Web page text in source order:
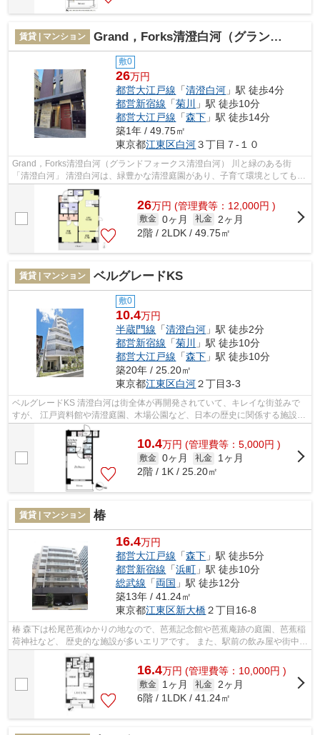
賃貸 | マンション Grand，Forks清澄白河（グランドフォークス清澄白河）
敷0
26万円
都営大江戸線 「清澄白河 」駅 徒歩4分
都営新宿線 「菊川
」駅 徒歩10分
都営大江戸線 「森下 」駅 徒歩14分
築1年 / 49.75㎡
東京都江東区白河３丁目７-１０
Grand，Forks清澄白河（グランドフォークス清澄白河） 川と緑のある街
「清澄白河」 清澄白河は、緑豊かな清澄庭園があり、子育て環境としてもよ
く、 住環境良好でファミリー層や単身...
26万円 (管理費等：12,000円 )
敷金 0ヶ月 礼金
2ヶ月
2階 / 2LDK / 49.75㎡
賃貸 | マンション ベルグレードKS
敷0
10.4万円
半蔵門線 「清澄白河 」駅 徒歩2分
都営新宿線 「菊川
」駅 徒歩10分
都営大江戸線 「森下 」駅 徒歩10分
築20年 / 25.20㎡
東京都江東区白河２丁目3-3
ベルグレードKS 清澄白河は街全体が再開発されていて、キレイな街並みで
すが、 江戸資料館や清澄庭園、木場公園など、日本の歴史に関係する施設も
多く、自然も豊かなエリアです。 清...
10.4万円 (管理費等：5,000円 )
敷金 0ヶ月 礼金
1ヶ月
2階 / 1K / 25.20㎡
賃貸 | マンション 椿
16.4万円
都営大江戸線 「森下 」駅 徒歩5分
都営新宿線 「浜町 」駅 徒歩10分
総武線 「両国 」駅 徒歩12分
築13年 / 41.24㎡
東京都江東区新大橋２丁目16-8
椿 森下は松尾芭蕉ゆかりの地なので、芭蕉記念館や芭蕉庵跡の庭園、芭蕉稲
荷神社など、 歴史的な施設が多いエリアです。 また、駅前の飲み屋や街中の
建物も、江戸時代をモチーフにし...
16.4万円 (管理費等：10,000円 )
敷金 1ヶ月 礼金
2ヶ月
6階 / 1LDK / 41.24㎡